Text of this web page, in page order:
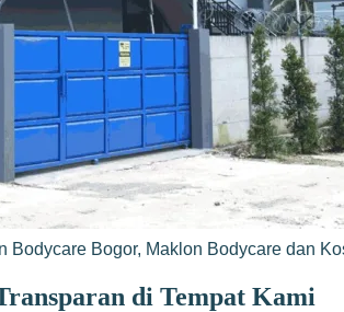
Bodycare Bogor, Maklon Bodycare dan
di Tempat Kami